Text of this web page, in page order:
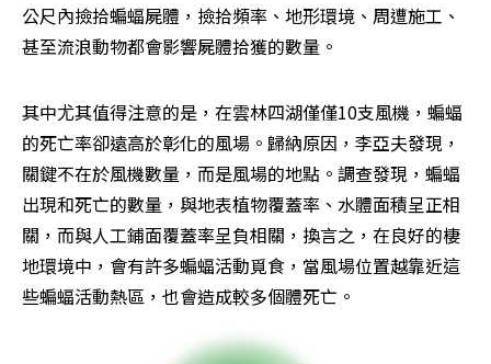
公尺內撿拾蝙蝠屍體，撿拾頻率、地形環境、周遭施工、
甚至流浪動物都會影響屍體拾獲的數量。
其中尤其值得注意的是，在雲林四湖僅僅10支風機，蝙蝠
的死亡率卻遠高於彰化的風場。歸納原因，李亞夫發現，
關鍵不在於風機數量，而是風場的地點。調查發現，蝙蝠
出現和死亡的數量，與地表植物覆蓋率、水體面積呈正相
關，而與人工鋪面覆蓋率呈負相關，換言之，在良好的棲
地環境中，會有許多蝙蝠活動覓食，當風場位置越靠近這
些蝙蝠活動熱區，也會造成較多個體死亡。